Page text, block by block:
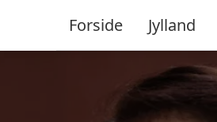
Forside Jylland